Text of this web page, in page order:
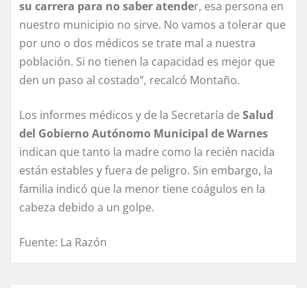
su carrera para no saber atender, esa persona en
nuestro municipio no sirve. No vamos a tolerar que
por uno o dos médicos se trate mal a nuestra
población. Si no tienen la capacidad es mejor que
den un paso al costado”, recalcó Montaño.
Los informes médicos y de la Secretaría de Salud
del Gobierno Autónomo Municipal de Warnes
indican que tanto la madre como la recién nacida
están estables y fuera de peligro. Sin embargo, la
familia indicó que la menor tiene coágulos en la
cabeza debido a un golpe.
Fuente: La Razón